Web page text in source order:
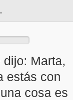
Marta,
estás con
cosa es